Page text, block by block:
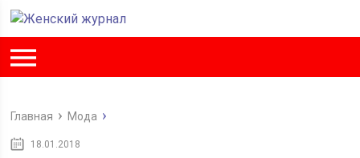
Главная Мода
18.01.2018